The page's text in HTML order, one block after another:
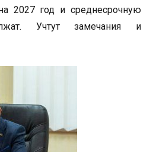
2027 год и среднесрочную
Учтут замечания и